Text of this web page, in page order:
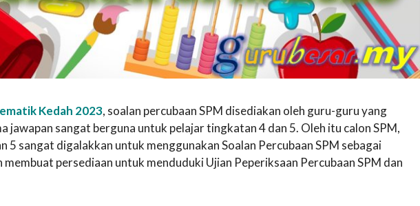
Kedah 2023, soalan percubaan SPM disediakan oleh guru-guru yang
jawapan sangat berguna untuk pelajar tingkatan 4 dan 5. Oleh itu calon SPM,
5 sangat digalakkan untuk menggunakan Soalan Percubaan SPM sebagai
membuat persediaan untuk menduduki Ujian Peperiksaan Percubaan SPM dan